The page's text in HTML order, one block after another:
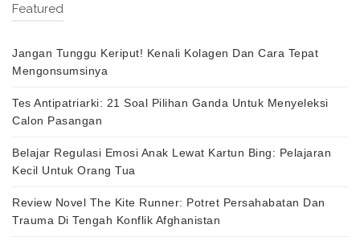
Featured
Jangan Tunggu Keriput! Kenali Kolagen Dan Cara Tepat
Mengonsumsinya
Tes Antipatriarki: 21 Soal Pilihan Ganda Untuk Menyeleksi
Calon Pasangan
Belajar Regulasi Emosi Anak Lewat Kartun Bing: Pelajaran
Kecil Untuk Orang Tua
Review Novel The Kite Runner: Potret Persahabatan Dan
Trauma Di Tengah Konflik Afghanistan